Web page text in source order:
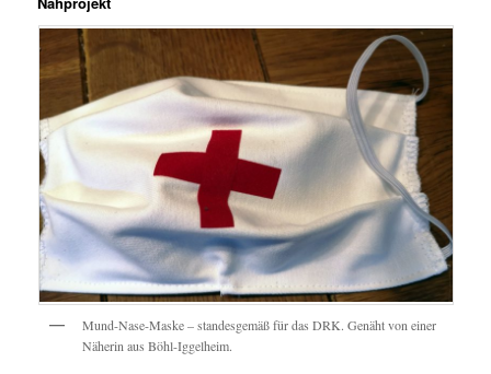
Mund-Nase-Maske – standesgemäß für das DRK. Genäht von einer
Näherin aus Böhl-Iggelheim.